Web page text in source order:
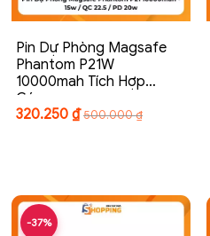
Pin Dự Phòng Magsafe
Phantom P21W
10000mah Tích Hợp
Cáp…
320.250 ₫500.000₫
-37%